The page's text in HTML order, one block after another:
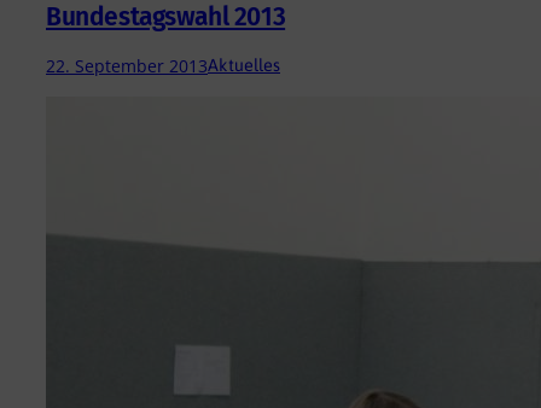
Bundestagswahl 2013
22. September 2013Aktuelles